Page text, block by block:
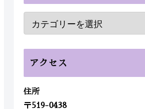
アクセス
住所
〒519-0438